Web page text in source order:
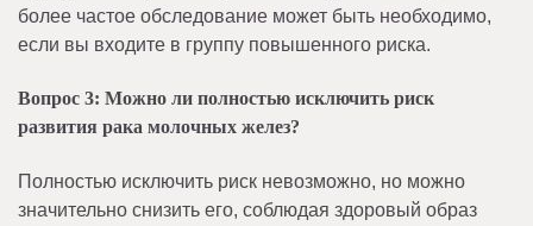
более частое обследование может быть необходимо,
если вы входите в группу повышенного риска.
Вопрос 3: Можно ли полностью исключить риск
развития рака молочных желез?
Полностью исключить риск невозможно, но можно
значительно снизить его, соблюдая здоровый образ